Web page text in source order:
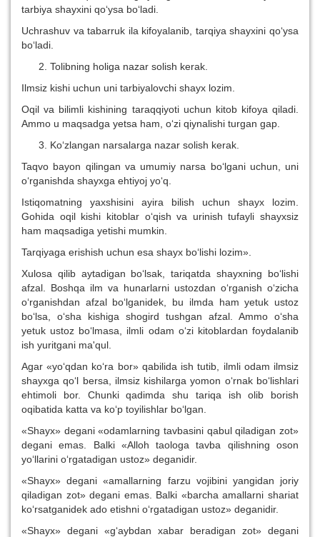
tarbiya shayxini qo‘ysa bo‘ladi.
Uchrashuv va tabarruk ila kifoyalanib, tarqiya shayxini qo‘ysa
bo‘ladi.
Tolibning holiga nazar solish kerak.
Ilmsiz kishi uchun uni tarbiyalovchi shayx lozim.
Oqil va bilimli kishining taraqqiyoti uchun kitob kifoya qiladi.
Ammo u maqsadga yetsa ham, o‘zi qiynalishi turgan gap.
Ko‘zlangan narsalarga nazar solish kerak.
Taqvo bayon qilingan va umumiy narsa bo‘lgani uchun, uni
o‘rganishda shayxga ehtiyoj yo‘q.
Istiqomatning yaxshisini ayira bilish uchun shayx lozim.
Gohida oqil kishi kitoblar o‘qish va urinish tufayli shayxsiz
ham maqsadiga yetishi mumkin.
Tarqiyaga erishish uchun esa shayx bo‘lishi lozim».
Xulosa qilib aytadigan bo‘lsak, tariqatda shayxning bo‘lishi
afzal. Boshqa ilm va hunarlarni ustozdan o‘rganish o‘zicha
o‘rganishdan afzal bo‘lganidek, bu ilmda ham yetuk ustoz
bo‘lsa, o‘sha kishiga shogird tushgan afzal. Ammo o‘sha
yetuk ustoz bo‘lmasa, ilmli odam o‘zi kitoblardan foydalanib
ish yuritgani ma'qul.
Agar «yo‘qdan ko‘ra bor» qabilida ish tutib, ilmli odam ilmsiz
shayxga qo‘l bersa, ilmsiz kishilarga yomon o‘rnak bo‘lishlari
ehtimoli bor. Chunki qadimda shu tariqa ish olib borish
oqibatida katta va ko‘p toyilishlar bo‘lgan.
«Shayx» degani «odamlarning tavbasini qabul qiladigan zot»
degani emas. Balki «Alloh taologa tavba qilishning oson
yo‘llarini o‘rgatadigan ustoz» deganidir.
«Shayx» degani «amallarning farzu vojibini yangidan joriy
qiladigan zot» degani emas. Balki «barcha amallarni shariat
ko‘rsatganidek ado etishni o‘rgatadigan ustoz» deganidir.
«Shayx» degani «g‘aybdan xabar beradigan zot» degani